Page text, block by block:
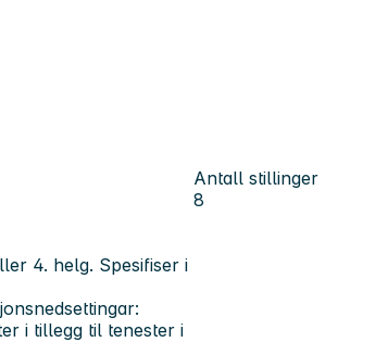
Antall stillinger
8
4. helg. Spesifiser i
i tillegg til tenester i